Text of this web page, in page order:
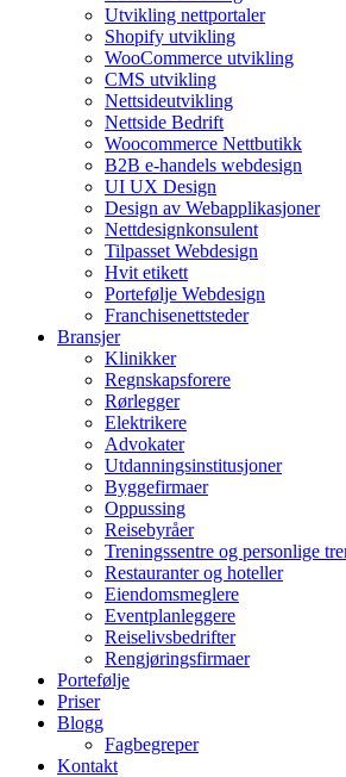
Utvikling nettportaler
Shopify utvikling
WooCommerce utvikling
CMS utvikling
Nettsideutvikling
Nettside Bedrift
Woocommerce Nettbutikk
B2B e-handels webdesign
UI UX Design
Design av Webapplikasjoner
Nettdesignkonsulent
Tilpasset Webdesign
Hvit etikett
Portefølje Webdesign
Franchisenettsteder
Bransjer
Klinikker
Regnskapsforere
Rørlegger
Elektrikere
Advokater
Utdanningsinstitusjoner
Byggefirmaer
Oppussing
Reisebyråer
Treningssentre og personlige
Restauranter og hoteller
Eiendomsmeglere
Eventplanleggere
Reiselivsbedrifter
Rengjøringsfirmaer
Portefølje
Priser
Blogg
Fagbegreper
Kontakt